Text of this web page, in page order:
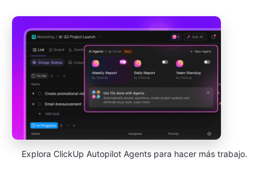
Explora ClickUp Autopilot Agents para hacer más trabajo.